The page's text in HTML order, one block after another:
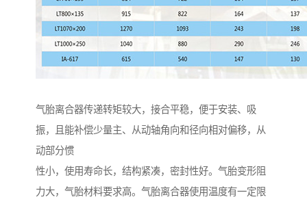
气胎离合器传递转矩较大，接合平稳，便于安装、吸
振，且能补偿少量主、从动轴角向和径向相对偏移，从
动部分惯
性小，使用寿命长，结构紧凑，密封性好。气胎变形阻
力大，气胎材料要求高。气胎离合器使用温度有一定限